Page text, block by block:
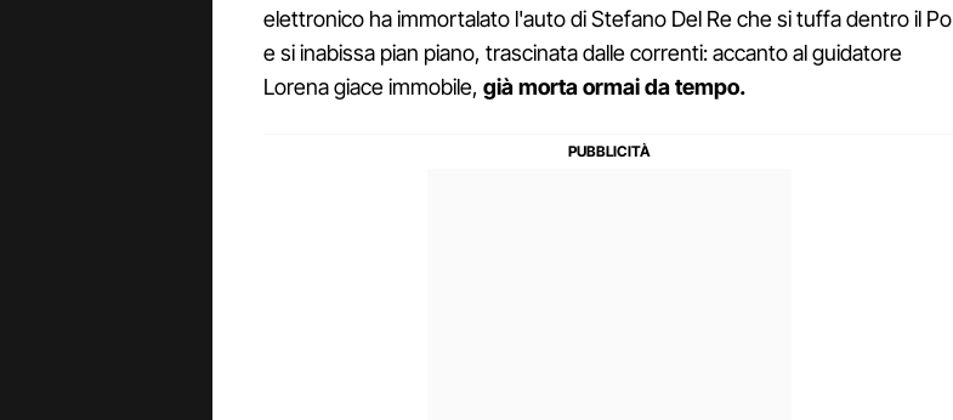
elettronico ha immortalato l'auto di Stefano Del Re che si tuffa dentro il Po
e si inabissa pian piano, trascinata dalle correnti: accanto al guidatore
Lorena giace immobile, già morta ormai da tempo.